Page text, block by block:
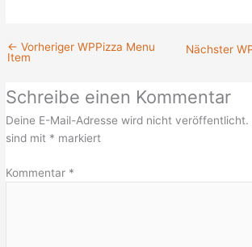
← Vorheriger WPPizza Menu
Item
Nächster
Schreibe einen Kommentar
Deine E-Mail-Adresse wird nicht veröffentlicht.
sind mit * markiert
Kommentar *